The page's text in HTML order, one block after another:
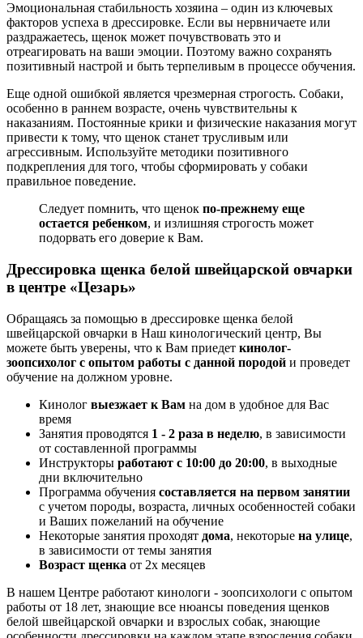
Эмоциональная стабильность хозяина – один из ключевых
факторов успеха в дрессировке. Если вы нервничаете или
раздражаетесь, щенок может почувствовать это и
отреагировать на ваши эмоции. Поэтому важно сохранять
позитивный настрой и быть терпеливым в процессе обучения.
Еще одной ошибкой является чрезмерная строгость. Собаки,
особенно в раннем возрасте, очень чувствительны к
наказаниям. Постоянные крики и физические наказания могут
привести к тому, что щенок станет трусливым или
агрессивным. Используйте методики позитивного
подкрепления для того, чтобы сформировать у собаки
правильное поведение.
Следует помнить, что щенок по-прежнему еще
остается ребенком, и излишняя строгость может
подорвать его доверие к Вам.
Дрессировка щенка белой швейцарской овчарки
в центре «Цезарь»
Обращаясь за помощью в дрессировке щенка белой
швейцарской овчарки в Наш кинологический центр, Вы
можете быть уверены, что к Вам приедет кинолог-
зоопсихолог с опытом работы с данной породой и проведет
обучение на должном уровне.
Кинолог выезжает к Вам на дом в удобное для Вас
время
Занятия проводятся 1 - 2 раза в неделю, в зависимости
от составленной программы
Инструкторы работают с 10:00 до 20:00, в выходные
дни включительно
Программа обучения составляется на первом занятии
с учетом породы, возраста, личных особенностей собаки
и Ваших пожеланий на обучение
Некоторые занятия проходят дома, некоторые на улице,
в зависимости от темы занятия
Возраст щенка от 2х месяцев
В нашем Центре работают кинологи - зоопсихологи с опытом
работы от 18 лет, знающие все нюансы поведения щенков
белой швейцарской овчарки и взрослых собак, знающие